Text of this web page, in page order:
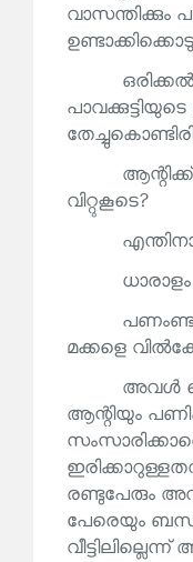
വാസന്തിക്കും
വിറ്റുകൂടെ?
ധാരാളം
മക്കളെ
അവൾ
ആന്റിയും
രണ്ടുപേരും
പേരെയും